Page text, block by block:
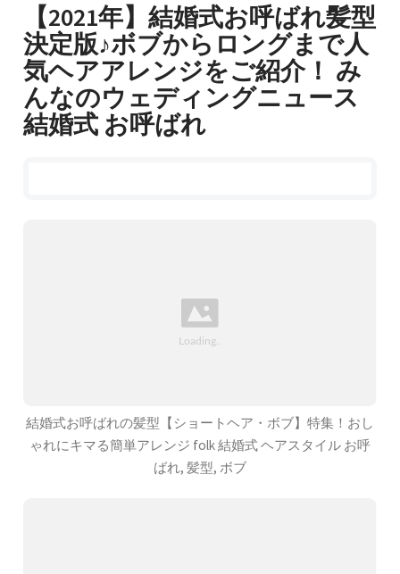
【2021年】結婚式お呼ばれ髪型
決定版♪ボブからロングまで人
気ヘアアレンジをご紹介！ み
んなのウェディングニュース
結婚式 お呼ばれ
結婚式お呼ばれの髪型【ショートヘア・ボブ】特集！おし
ゃれにキマる簡単アレンジ folk 結婚式 ヘアスタイル お呼
ばれ, 髪型, ボブ